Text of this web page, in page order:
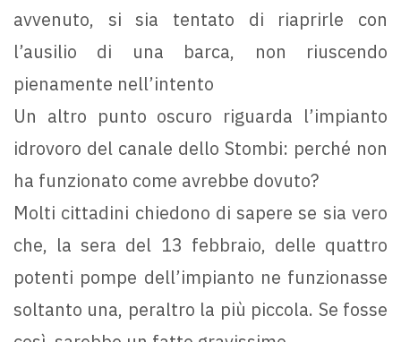
avvenuto, si sia tentato di riaprirle con
l’ausilio di una barca, non riuscendo
pienamente nell’intento
Un altro punto oscuro riguarda l’impianto
idrovoro del canale dello Stombi: perché non
ha funzionato come avrebbe dovuto?
Molti cittadini chiedono di sapere se sia vero
che, la sera del 13 febbraio, delle quattro
potenti pompe dell’impianto ne funzionasse
soltanto una, peraltro la più piccola. Se fosse